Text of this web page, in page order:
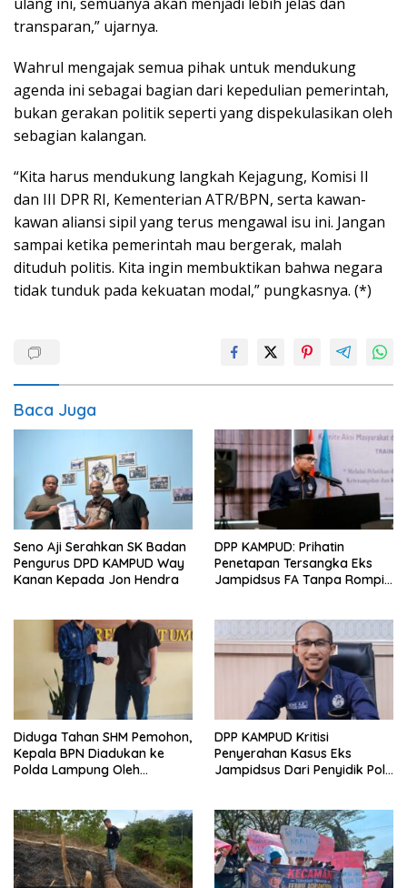
transparan,” ujarnya.
Wahrul mengajak semua pihak untuk mendukung
agenda ini sebagai bagian dari kepedulian pemerintah,
bukan gerakan politik seperti yang dispekulasikan oleh
sebagian kalangan.
“Kita harus mendukung langkah Kejagung, Komisi II
dan III DPR RI, Kementerian ATR/BPN, serta kawan-
kawan aliansi sipil yang terus mengawal isu ini. Jangan
sampai ketika pemerintah mau bergerak, malah
dituduh politis. Kita ingin membuktikan bahwa negara
tidak tunduk pada kekuatan modal,” pungkasnya. (*)
Baca Juga
Seno Aji Serahkan SK Badan
Pengurus DPD KAMPUD Way
Kanan Kepada Jon Hendra
DPP KAMPUD: Prihatin
Penetapan Tersangka Eks
Jampidsus FA Tanpa Rompi
Diduga Tahan SHM Pemohon,
Kepala BPN Diadukan ke
Polda Lampung Oleh
DPP KAMPUD Kritisi
Penyerahan Kasus Eks
Jampidsus Dari Penyidik Polri